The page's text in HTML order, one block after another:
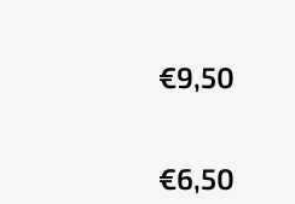
€9,50
€6,50